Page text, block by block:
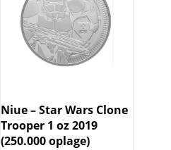
Niue – Star Wars Clone
Trooper 1 oz 2019
(250.000 oplage)